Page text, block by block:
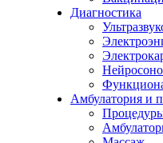
Диагностика
Амбулатория и